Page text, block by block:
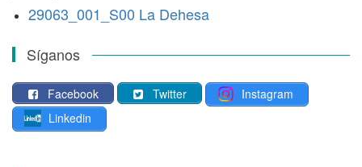
29063_001_S00 La Dehesa
Síganos
Facebook Twitter
Instagram
Linkedin